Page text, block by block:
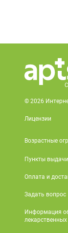
© 2026
Лицензии
Возрастные
Пункты выдачи
Оплата и
Задать вопрос
Информация